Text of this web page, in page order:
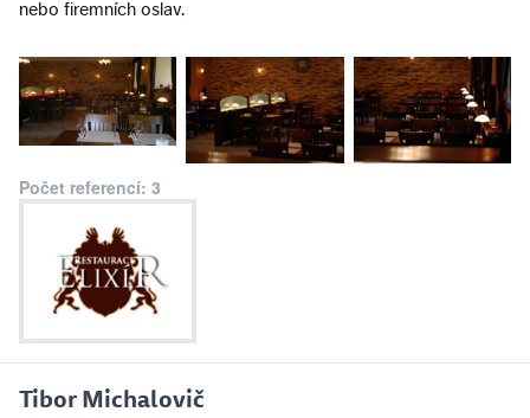
nebo firemních oslav.
Počet referencí: 3
Tibor Michalovič